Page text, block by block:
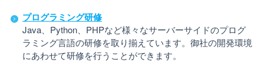
プログラミング研修
Java、Python、PHPなど様々なサーバーサイドのプログ
ラミング言語の研修を取り揃えています。御社の開発環境
にあわせて研修を行うことができます。